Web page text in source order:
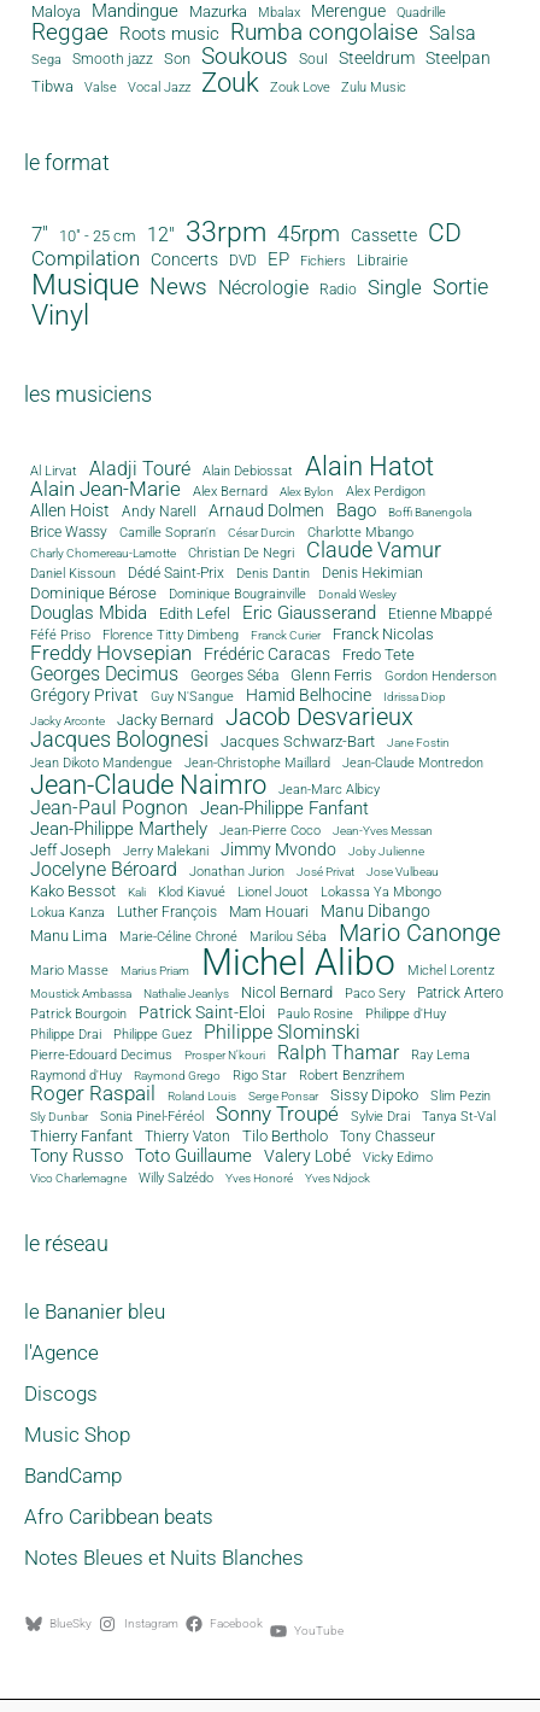
Maloya Mandingue Mazurka Mbalax Merengue Quadrille
Reggae Roots music Rumba congolaise Salsa
Sega Smooth jazz Son Soukous Soul Steeldrum Steelpan
Tibwa Valse Vocal Jazz Zouk Zouk Love Zulu Music
le format
7" 10" - 25 cm 12" 33rpm 45rpm Cassette CD
Compilation Concerts DVD EP Fichiers Librairie
Musique News Nécrologie Radio Single Sortie
Vinyl
les musiciens
Al Lirvat Aladji Touré Alain Debiossat Alain Hatot
Alain Jean-Marie Alex Bernard Alex Bylon Alex Perdigon
Allen Hoist Andy Narell Arnaud Dolmen Bago Boffi Banengola
Brice Wassy Camille Sopran'n César Durcin Charlotte Mbango
Charly Chomereau-Lamotte Christian De Negri Claude Vamur
Daniel Kissoun Dédé Saint-Prix Denis Dantin Denis Hekimian
Dominique Bérose Dominique Bougrainville Donald Wesley
Douglas Mbida Edith Lefel Eric Giausserand Etienne Mbappé
Féfé Priso Florence Titty Dimbeng Franck Curier Franck Nicolas
Freddy Hovsepian Frédéric Caracas Fredo Tete
Georges Decimus Georges Séba Glenn Ferris Gordon Henderson
Grégory Privat Guy N'Sangue Hamid Belhocine
Idrissa Diop
Jacky Arconte
Jacky Bernard Jacob Desvarieux
Jacques Bolognesi Jacques Schwarz-Bart Jane Fostin
Jean Dikoto Mandengue Jean-Christophe Maillard Jean-Claude Montredon
Jean-Claude Naimro Jean-Marc Albicy
Jean-Paul Pognon
Jean-Philippe Fanfant
Jean-Philippe Marthely
Jean-Pierre Coco Jean-Yves Messan
Jeff Joseph Jerry Malekani Jimmy Mvondo Joby Julienne
Jocelyne Béroard Jonathan Jurion José Privat Jose Vulbeau
Kako Bessot Kali Klod Kiavué Lionel Jouot
Lokassa Ya Mbongo
Lokua Kanza
Luther François Mam Houari Manu Dibango
Manu Lima Marie-Céline Chroné Marilou Séba Mario Canonge
Mario Masse Marius Priam Michel Alibo Michel Lorentz
Moustick Ambassa Nathalie Jeanlys Nicol Bernard Paco Sery
Patrick Artero
Patrick Bourgoin
Patrick Saint-Eloi Paulo Rosine
Philippe d'Huy
Philippe Drai
Philippe Guez Philippe Slominski
Pierre-Edouard Decimus Prosper N'kouri Ralph Thamar
Ray Lema
Raymond d'Huy
Raymond Grego Rigo Star Robert Benzrihem
Roger Raspail Roland Louis Serge Ponsar Sissy Dipoko Slim Pezin
Sly Dunbar Sonia Pinel-Féréol Sonny Troupé Sylvie Drai Tanya St-Val
Thierry Fanfant Thierry Vaton Tilo Bertholo Tony Chasseur
Tony Russo Toto Guillaume Valery Lobé Vicky Edimo
Vico Charlemagne Willy Salzédo Yves Honoré Yves Ndjock
le réseau
le Bananier bleu
l'Agence
Discogs
Music Shop
BandCamp
Afro Caribbean beats
Notes Bleues et Nuits Blanches
BlueSky Instagram Facebook YouTube